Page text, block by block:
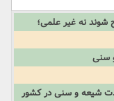
نه غیر علمی؛
سنی
شیعه و سنی در کشور